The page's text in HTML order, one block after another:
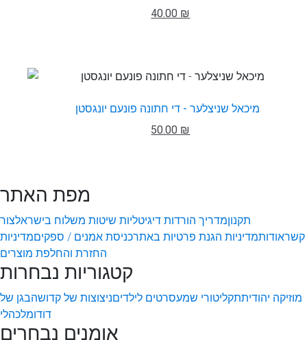
40.00 ₪
מיכאל שניצלער - די חתונה פונעם יונגסטן
50.00 ₪
מפת האתר
תקנוןמדריך הורדות דיגיטליות שיטות משלוח בישראלצור
קשראודותמדיניות הגנת פרטיות באתרכניסת אמנים / ספקיםמדיניות
החזרת והחלפת מוצרים
קטגוריות נבחרות
מוזיקה יהודיתתקליטורי שמעסרטים לילדיםניצוצות של קדושהבגן של
דודומלכהלי
אומנים נבחרים